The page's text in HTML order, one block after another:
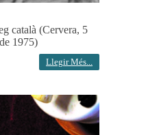
català (Cervera, 5
1975)
Llegir Més...